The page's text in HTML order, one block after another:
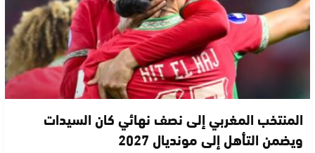
المنتخب المغربي إلى نصف نهائي كان السيدات
ويضمن التأهل إلى مونديال 2027